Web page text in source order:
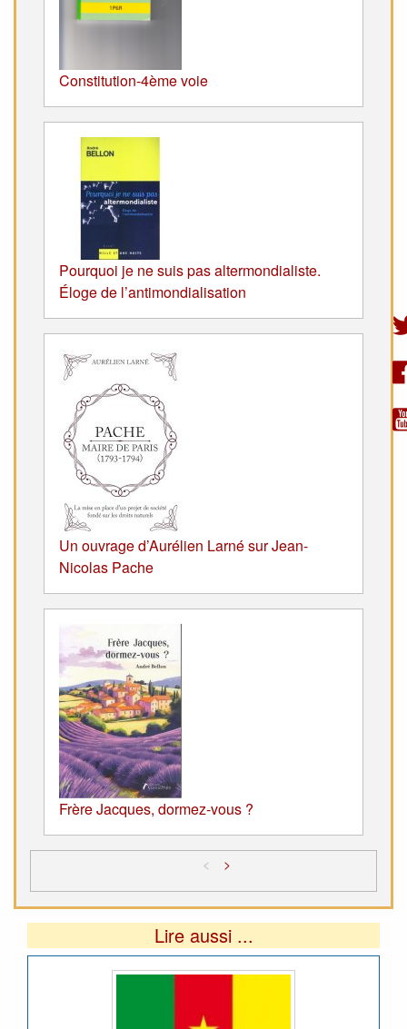
Constitution-4ème voie
Pourquoi je ne suis pas altermondialiste.
Éloge de l’antimondialisation
Un ouvrage d’Aurélien Larné sur Jean-
Nicolas Pache
Frère Jacques, dormez-vous ?
< >
Lire aussi ...